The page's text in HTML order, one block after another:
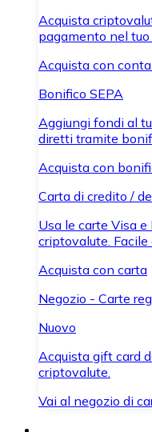
Acquista
pagamento nel
Acquista con
Bonifico SEPA
Aggiungi fondi al
diretti tramite
Acquista con
Carta di credito /
Usa le carte Visa
criptovalute. Facile
Acquista con carta
Negozio - Carte
Nuovo
Acquista gift card
criptovalute.
Vai al negozio di